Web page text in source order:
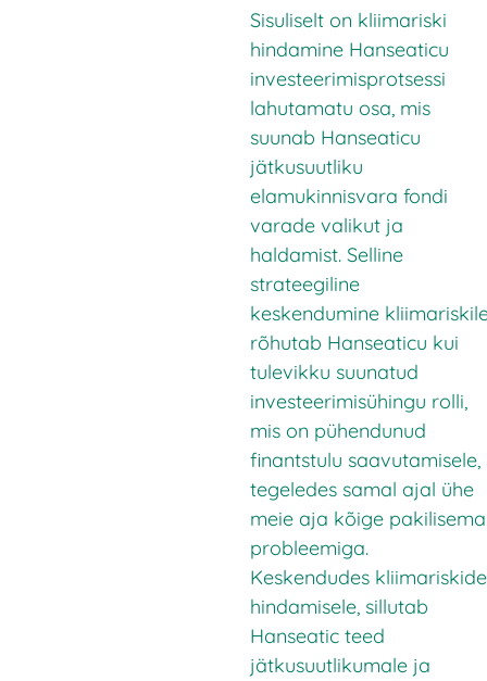
Sisuliselt on kliimariski
hindamine Hanseaticu
investeerimisprotsessi
lahutamatu osa, mis
suunab Hanseaticu
jätkusuutliku
elamukinnisvara fondi
varade valikut ja
haldamist. Selline
strateegiline
keskendumine
rõhutab Hanseaticu kui
tulevikku suunatud
investeerimisühingu rolli,
mis on pühendunud
finantstulu saavutamisele,
tegeledes samal ajal ühe
meie aja kõige pakilisema
probleemiga.
Keskendudes kliimariskide
hindamisele, sillutab
Hanseatic teed
jätkusuutlikumale ja